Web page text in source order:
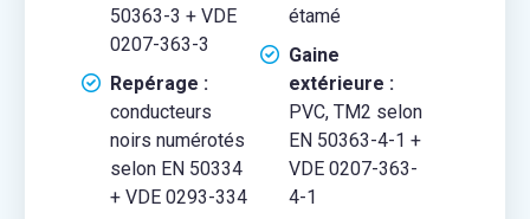
50363-3 + VDE
0207-363-3
Repérage :
conducteurs
noirs numérotés
selon EN 50334
+ VDE 0293-334
étamé
Gaine
extérieure :
PVC, TM2 selon
EN 50363-4-1 +
VDE 0207-363-
4-1